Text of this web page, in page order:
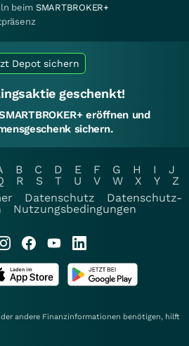
beim SMARTBROKER+
Depot sichern
geschenkt!
eröffnen und
sichern.
B C D E F G H I
J
R S T U V W X Y
Z
Datenschutz
Datenschutz-
Nutzungsbedingungen
andere Finanzinformationen benötigen, hilft